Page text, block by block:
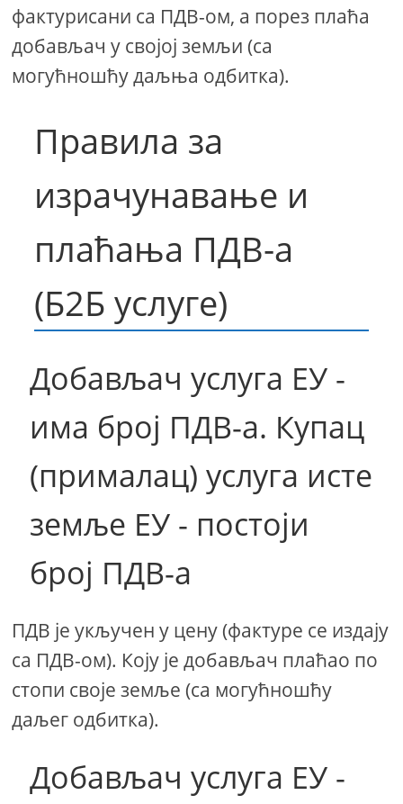
фактурисани са ПДВ-ом, а порез плаћа
добављач у својој земљи (са
могућношћу даљња одбитка).
Правила за
израчунавање и
плаћања ПДВ-а
(Б2Б услуге)
Добављач услуга ЕУ -
има број ПДВ-а. Купац
(прималац) услуга исте
земље ЕУ - постоји
број ПДВ-а
ПДВ је укључен у цену (фактуре се издају
са ПДВ-ом). Коју је добављач плаћао по
стопи своје земље (са могућношћу
даљег одбитка).
Добављач услуга ЕУ -